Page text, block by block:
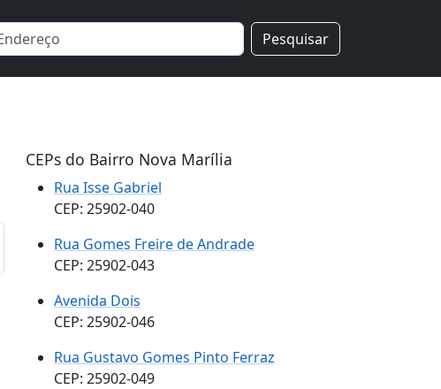
Pesquisar
CEPs do Bairro Nova Marília
Rua Isse Gabriel
CEP: 25902-040
Rua Gomes Freire de Andrade
CEP: 25902-043
Avenida Dois
CEP: 25902-046
Rua Gustavo Gomes Pinto Ferraz
CEP: 25902-049